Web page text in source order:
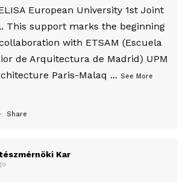
European University 1st Joint
This support marks the beginning
with ETSAM (Escuela
de Arquitectura de Madrid) UPM
Paris-Malaq ... See More
· Share
Kar